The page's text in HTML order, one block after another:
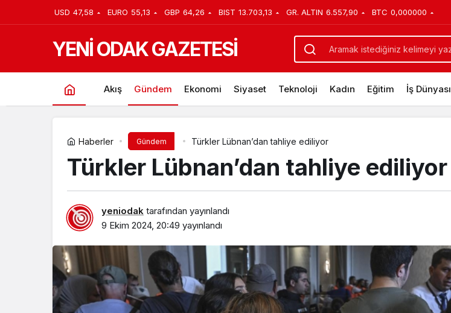
USD 47,58 EURO 55,13 GBP 64,26 BIST 13.703,13 GR. ALTIN 6.557,90 BTC 0,000000
YENİ ODAK GAZETESİ
Akış Gündem Ekonomi Siyaset Teknoloji Kadın Eğitim İş Dünyası
Haberler Gündem Türkler Lübnan’dan tahliye ediliyor
Türkler Lübnan’dan tahliye ediliyor
yeniodak tarafından yayınlandı
9 Ekim 2024, 20:49 yayınlandı